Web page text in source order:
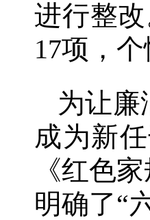
进行整
17项，
为让廉
成为新
《红色
明确了“